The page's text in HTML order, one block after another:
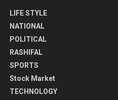
LIFE STYLE
NATIONAL
POLITICAL
RASHIFAL
SPORTS
Stock Market
TECHNOLOGY